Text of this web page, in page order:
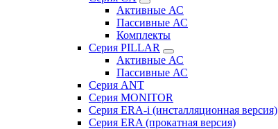
Активные АС
Пассивные АС
Комплекты
Серия PILLAR
Активные АС
Пассивные АС
Серия ANT
Серия MONITOR
Серия ERA-i (инсталляционная версия)
Серия ERA (прокатная версия)